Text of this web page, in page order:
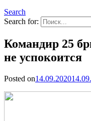
Search
Search for:
Командир 25
не успокоится
Posted on14.09.2020